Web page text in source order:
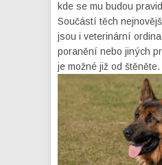
kde se mu budou
Součástí těch
jsou i veterinární
poranění nebo jiných
je možné již od štěněte.